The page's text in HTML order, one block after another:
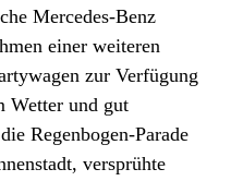
Mercedes-Benz
einer weiteren
zur Verfügung
Wetter und gut
Regenbogen-Parade
versprühte